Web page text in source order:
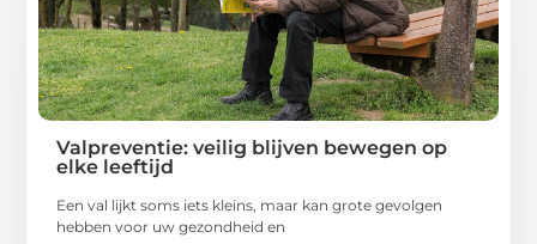
Valpreventie: veilig blijven bewegen op
elke leeftijd
Een val lijkt soms iets kleins, maar kan grote gevolgen
hebben voor uw gezondheid en